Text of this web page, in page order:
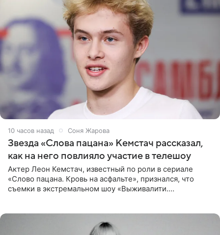
10 часов назад Соня Жарова
Звезда «Слова пацана» Кемстач рассказал,
как на него повлияло участие в телешоу
Актер Леон Кемстач, известный по роли в сериале
«Слово пацана. Кровь на асфальте», признался, что
съемки в экстремальном шоу «Выживалити.